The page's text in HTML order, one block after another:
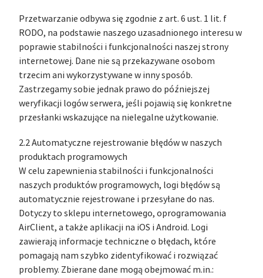
Przetwarzanie odbywa się zgodnie z art. 6 ust. 1 lit. f
RODO, na podstawie naszego uzasadnionego interesu w
poprawie stabilności i funkcjonalności naszej strony
internetowej. Dane nie są przekazywane osobom
trzecim ani wykorzystywane w inny sposób.
Zastrzegamy sobie jednak prawo do późniejszej
weryfikacji logów serwera, jeśli pojawią się konkretne
przesłanki wskazujące na nielegalne użytkowanie.
2.2 Automatyczne rejestrowanie błędów w naszych
produktach programowych
W celu zapewnienia stabilności i funkcjonalności
naszych produktów programowych, logi błędów są
automatycznie rejestrowane i przesyłane do nas.
Dotyczy to sklepu internetowego, oprogramowania
AirClient, a także aplikacji na iOS i Android. Logi
zawierają informacje techniczne o błędach, które
pomagają nam szybko zidentyfikować i rozwiązać
problemy. Zbierane dane mogą obejmować m.in.: